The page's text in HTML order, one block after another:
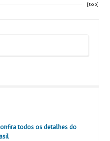
[top]
todos os detalhes do